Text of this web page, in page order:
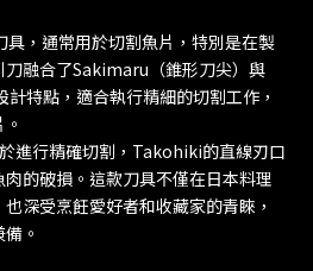
，通常用於切割魚片，特別是在製
刀融合了Sakimaru（錐形刀尖）與
特點，適合執行精細的切割工作，
進行精確切割，Takohiki的直線刃口
的破損。這款刀具不僅在日本料理
深受烹飪愛好者和收藏家的青睞，
。